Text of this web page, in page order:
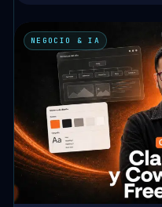
NEGOCIO & IA